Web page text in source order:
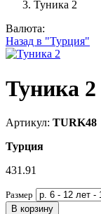
Туника 2
Валюта:
Назад в "Турция"
Туника 2
Артикул: TURK48
Турция
431.91
Размер
В корзину